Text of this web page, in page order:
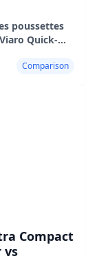
poussettes
Quick-
dans le
Comparison
Compact
vs